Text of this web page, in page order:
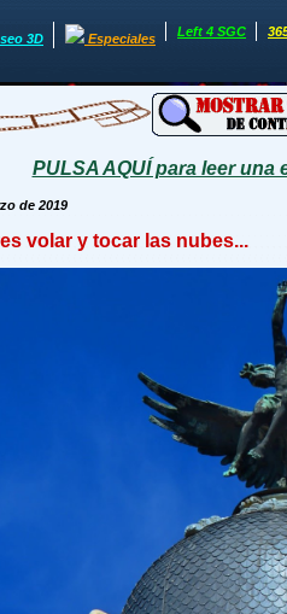
3D Especiales Left 4 SGC
PULSA AQUÍ para leer una
de 2019
volar y tocar las nubes...